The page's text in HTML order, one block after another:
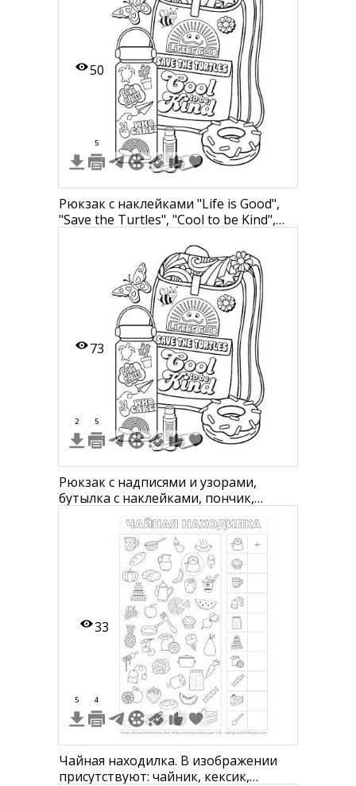
попкорн, гриль, салат, маффин, багет,
печенье, крендель, пончик, куриные
ножки, блинчики на палочке,
50
5
Рюкзак с наклейками "Life is Good",
"Save the Turtles", "Cool to be Kind",
наклейками "Save the Planet", "Who
cares", помада, пончик
73
2 5
Рюкзак с надписями и узорами,
бутылка с наклейками, пончик,
бальзам для губ, бабочка, цветок,
33
5 4
Чайная находилка. В изображении
присутствуют: чайник, кексик,